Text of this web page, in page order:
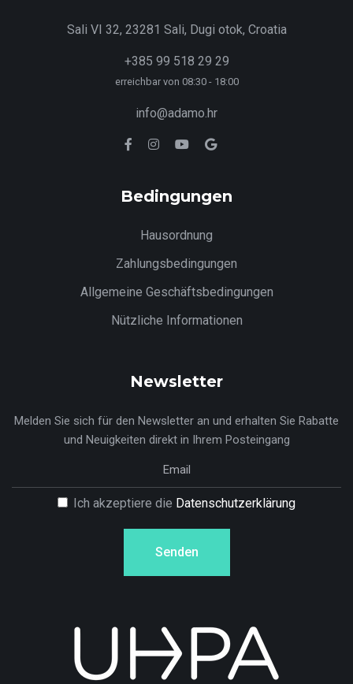
Sali VI 32, 23281 Sali, Dugi otok, Croatia
+385 99 518 29 29
erreichbar von 08:30 - 18:00
info@adamo.hr
Bedingungen
Hausordnung
Zahlungsbedingungen
Allgemeine Geschäftsbedingungen
Nützliche Informationen
Newsletter
Melden Sie sich für den Newsletter an und erhalten Sie Rabatte
und Neuigkeiten direkt in Ihrem Posteingang
Ich akzeptiere die Datenschutzerklärung
Senden